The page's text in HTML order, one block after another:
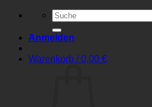
Suchen
nach:
Anmelden
Warenkorb /0,00 €